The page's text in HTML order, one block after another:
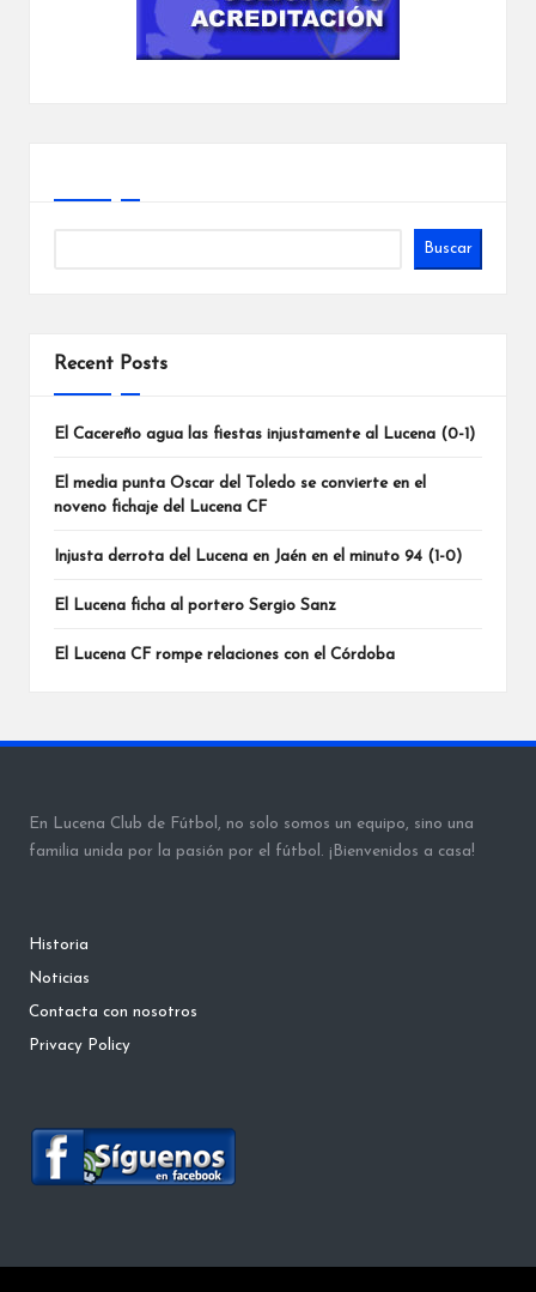
Buscar
Recent Posts
El Cacereño agua las fiestas injustamente al Lucena (0-1)
El media punta Oscar del Toledo se convierte en el
noveno fichaje del Lucena CF
Injusta derrota del Lucena en Jaén en el minuto 94 (1-0)
El Lucena ficha al portero Sergio Sanz
El Lucena CF rompe relaciones con el Córdoba
En Lucena Club de Fútbol, no solo somos un equipo, sino una
familia unida por la pasión por el fútbol. ¡Bienvenidos a casa!
Historia
Noticias
Contacta con nosotros
Privacy Policy